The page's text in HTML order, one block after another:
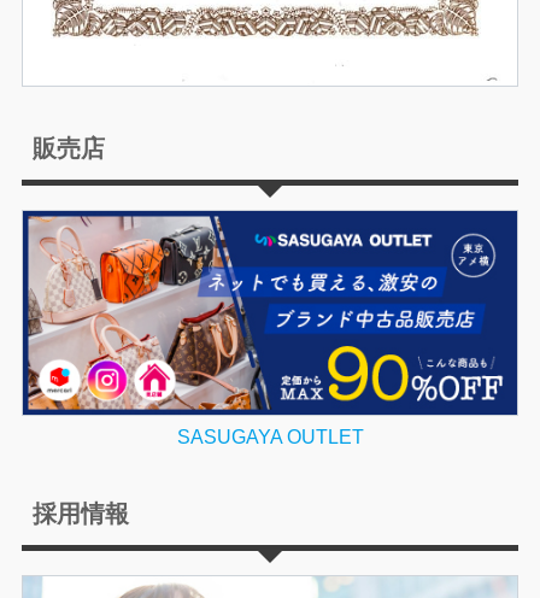
販売店
SASUGAYA OUTLET
採用情報